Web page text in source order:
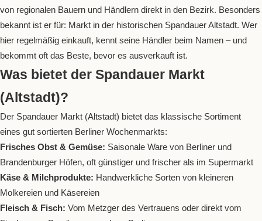
von regionalen Bauern und Händlern direkt in den Bezirk. Besonders
bekannt ist er für: Markt in der historischen Spandauer Altstadt. Wer
hier regelmäßig einkauft, kennt seine Händler beim Namen – und
bekommt oft das Beste, bevor es ausverkauft ist.
Was bietet der Spandauer Markt
(Altstadt)?
Der Spandauer Markt (Altstadt) bietet das klassische Sortiment
eines gut sortierten Berliner Wochenmarkts:
Frisches Obst & Gemüse: Saisonale Ware von Berliner und
Brandenburger Höfen, oft günstiger und frischer als im Supermarkt
Käse & Milchprodukte: Handwerkliche Sorten von kleineren
Molkereien und Käsereien
Fleisch & Fisch: Vom Metzger des Vertrauens oder direkt vom